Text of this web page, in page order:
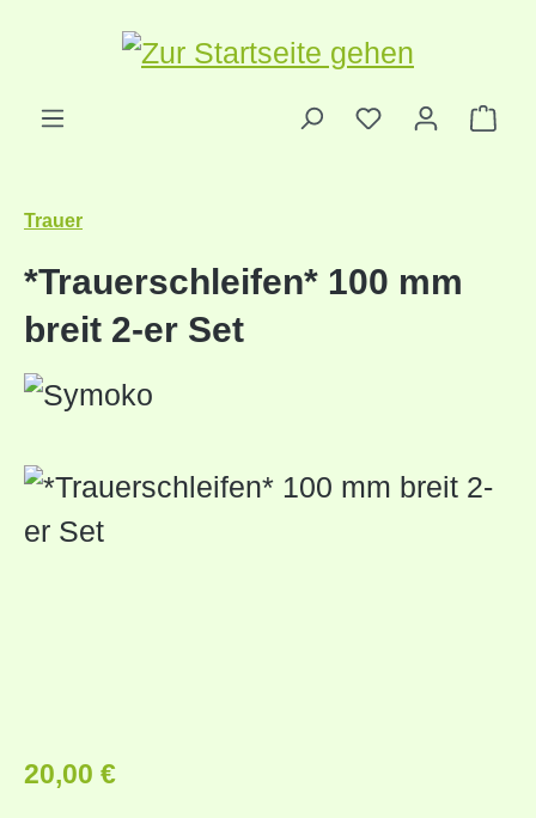
Zum Hauptinhalt springen
Trauer
*Trauerschleifen* 100 mm
breit 2-er Set
Bildergalerie überspringen
Regulärer Preis:
20,00 €